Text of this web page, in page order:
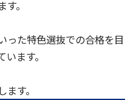
。
った特色選抜での合格を目
ます。
す。